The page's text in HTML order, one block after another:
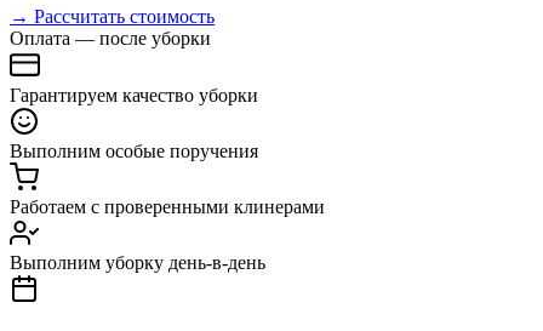
→ Рассчитать стоимость
Оплата — после уборки
Гарантируем качество уборки
Выполним особые поручения
Работаем с проверенными клинерами
Выполним уборку день-в-день